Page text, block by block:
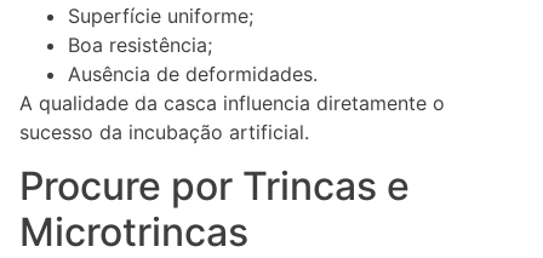
Superfície uniforme;
Boa resistência;
Ausência de deformidades.
A qualidade da casca influencia diretamente o
sucesso da incubação artificial.
Procure por Trincas e
Microtrincas